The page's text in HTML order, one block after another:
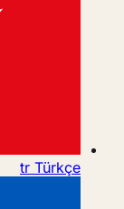
tr Türkçe